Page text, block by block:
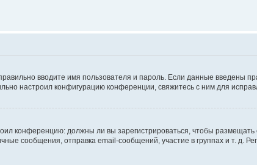
вводите имя пользователя и пароль. Если данные введены
настроил конфигурацию конференции, свяжитесь с ним для
конференцию: должны ли вы зарегистрироваться, чтобы
сообщения, отправка email-сообщений, участие в группах и т. д.